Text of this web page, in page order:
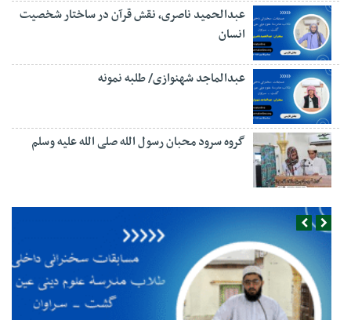
عبدالحمید ناصری، نقش قرآن در ساختار شخصیت
انسان
عبدالماجد شهنوازی/ طلبه نمونه
گروه سرود محبان رسول الله صلی الله علیه وسلم